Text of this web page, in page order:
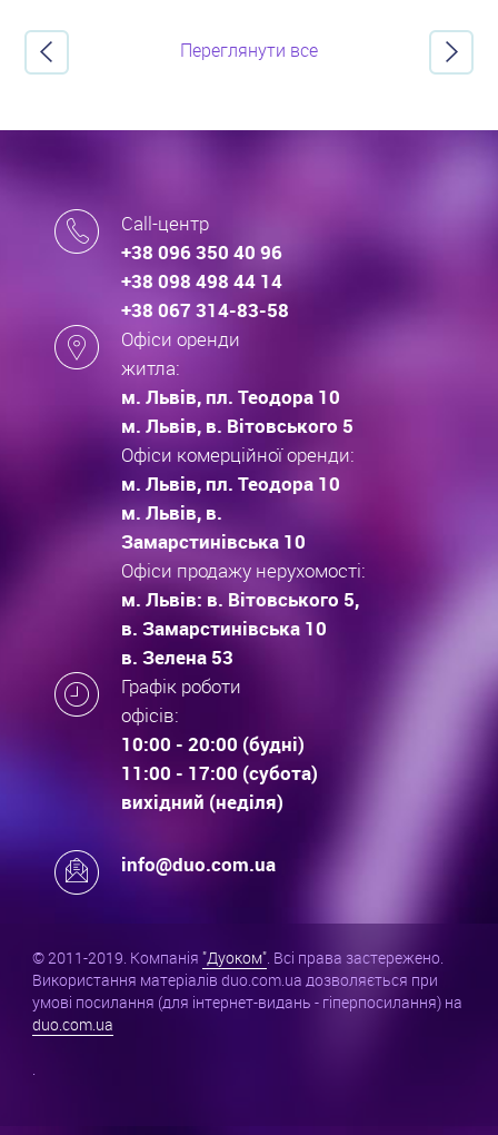
Переглянути все
Call-центр
+38 096 350 40 96
+38 098 498 44 14
+38 067 314-83-58
Офіси оренди
житла:
м. Львів, пл. Теодора 10
м. Львів, в. Вітовського 5
Офіси комерційної оренди:
м. Львів, пл. Теодора 10
м. Львів, в.
Замарстинівська 10
Офіси продажу нерухомості:
м. Львів: в. Вітовського 5,
в. Замарстинівська 10
в. Зелена 53
Графік роботи
офісів:
10:00 - 20:00 (будні)
11:00 - 17:00 (субота)
вихідний (неділя)
info@duo.com.ua
© 2011-2019. Компанія "Дуоком". Всі права застережено.
Використання матеріалів duo.com.ua дозволяється при
умові посилання (для інтернет-видань - гіперпосилання) на
duo.com.ua
.